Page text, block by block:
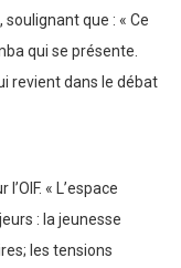
que : « Ce
qui se présente.
revient dans le débat
« L’espace
: la jeunesse
les tensions